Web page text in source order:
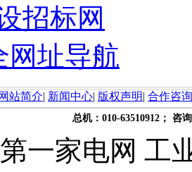
招标网
网址导航
网站简介| 新闻中心| 版权声明| 合作咨询
总机：010-63510912； 咨
一家电网 工